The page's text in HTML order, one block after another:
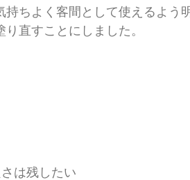
持ちよく客間として使えるよう
直すことにしました。
は残したい